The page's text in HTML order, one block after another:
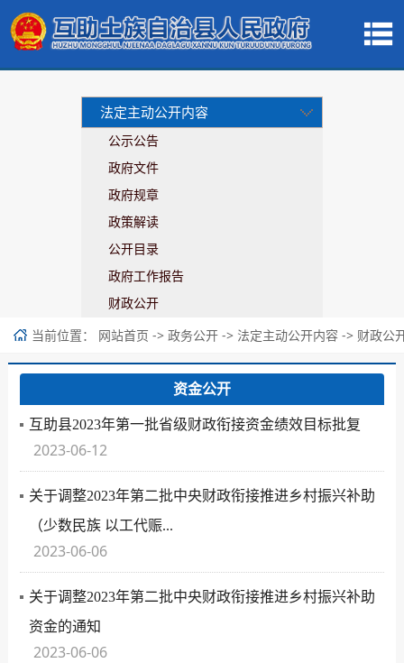
法定主动公开内容
公示公告
政府文件
政府规章
政策解读
公开目录
政府工作报告
财政公开
当前位置： 网站首页 -> 政务公开 -> 法定主动公开内容 -> 财政公
资金公开
互助县2023年第一批省级财政衔接资金绩效目标批复
2023-06-12
关于调整2023年第二批中央财政衔接推进乡村振兴补助
（少数民族 以工代赈...
2023-06-06
关于调整2023年第二批中央财政衔接推进乡村振兴补助
资金的通知
2023-06-06